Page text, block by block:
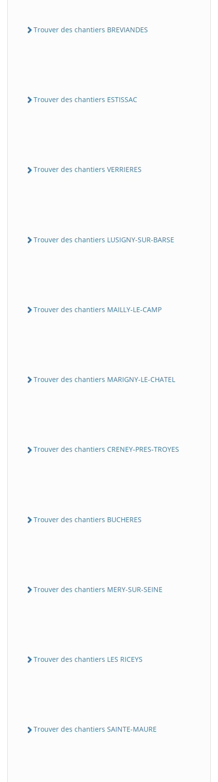
Trouver des chantiers BREVIANDES
Trouver des chantiers ESTISSAC
Trouver des chantiers VERRIERES
Trouver des chantiers LUSIGNY-SUR-BARSE
Trouver des chantiers MAILLY-LE-CAMP
Trouver des chantiers MARIGNY-LE-CHATEL
Trouver des chantiers CRENEY-PRES-TROYES
Trouver des chantiers BUCHERES
Trouver des chantiers MERY-SUR-SEINE
Trouver des chantiers LES RICEYS
Trouver des chantiers SAINTE-MAURE